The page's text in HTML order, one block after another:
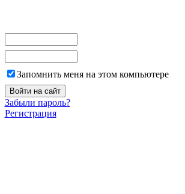
Запомнить меня на этом компьютере
Забыли пароль?
Регистрация